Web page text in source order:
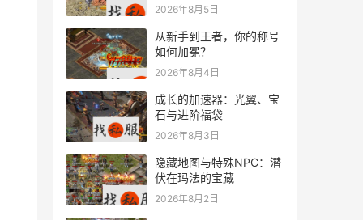
2026年8月5日
从新手到王者，你的称号
如何加冕？
2026年8月4日
成长的加速器：光翼、宝
石与进阶福袋
2026年8月3日
隐藏地图与特殊NPC：潜
伏在玛法的宝藏
2026年8月2日